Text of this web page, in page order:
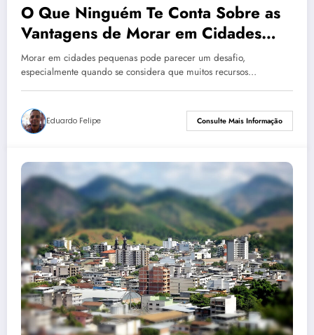
O Que Ninguém Te Conta Sobre as
Vantagens de Morar em Cidades
Pequenas
Morar em cidades pequenas pode parecer um desafio,
especialmente quando se considera que muitos recursos…
Eduardo Felipe Consulte Mais Informação